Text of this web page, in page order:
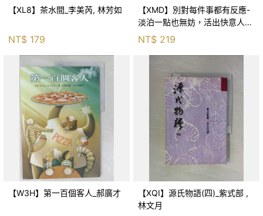
【XL8】茶水間_李美芮, 林芳如
NT$ 179
【XMD】別對每件事都有反應-
淡泊一點也無妨，活出快意人生
的99個禪練習！_枡野俊明, 黃
薇嬪
NT$ 219
【W3H】第一百個客人_郝廣才
【XQI】源氏物語(四)_紫式部 ,
林文月